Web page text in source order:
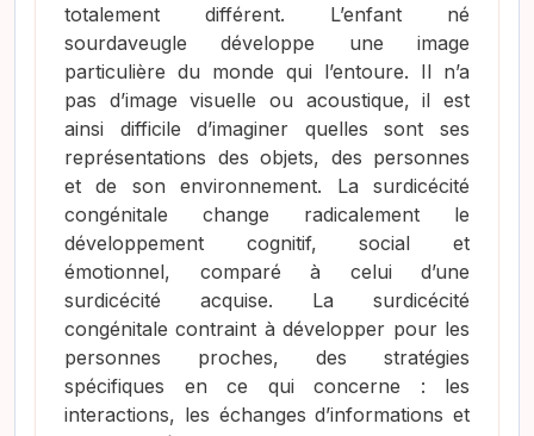
totalement différent. L’enfant né
sourdaveugle développe une image
particulière du monde qui l’entoure. Il n’a
pas d’image visuelle ou acoustique, il est
ainsi difficile d’imaginer quelles sont ses
représentations des objets, des personnes
et de son environnement. La surdicécité
congénitale change radicalement le
développement cognitif, social et
émotionnel, comparé à celui d’une
surdicécité acquise. La surdicécité
congénitale contraint à développer pour les
personnes proches, des stratégies
spécifiques en ce qui concerne : les
interactions, les échanges d’informations et